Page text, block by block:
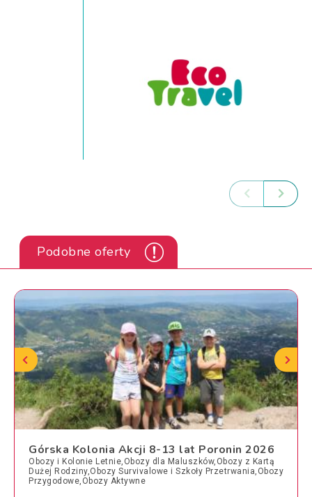
Podobne oferty
Górska Kolonia Akcji 8-13 lat Poronin 2026
Obozy i Kolonie Letnie,Obozy dla Maluszków,Obozy z Kartą
Dużej Rodziny,Obozy Survivalowe i Szkoły Przetrwania,Obozy
Przygodowe,Obozy Aktywne